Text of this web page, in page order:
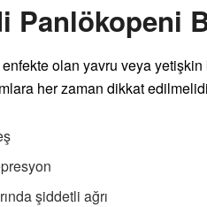
Panlökopeni
olan yavru veya
her zaman dikkat
şiddetli ağrı